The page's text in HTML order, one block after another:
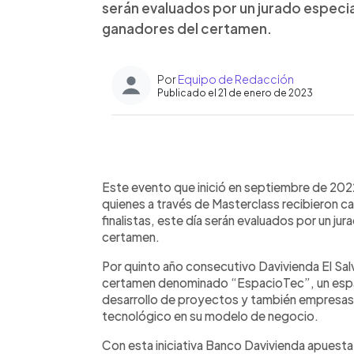
serán evaluados por un jurado
ganadores del certamen.
PorEquipo de Redacción
Publicado el 21 de enero de 2023
► Escuchar artículo
Este evento que inició en septiembre de
quienes a través de Masterclass recibieron
finalistas, este día serán evaluados por un
certamen.
Por quinto año consecutivo Davivienda El
certamen denominado “EspacioTec”, un
desarrollo de proyectos y también
tecnológico en su modelo de negocio.
Con esta iniciativa Banco Davivienda